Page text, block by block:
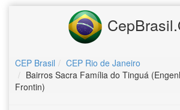
CEP Brasil
CEP Rio de Janeiro
Bairros Sacra Família do Tinguá
Frontin)